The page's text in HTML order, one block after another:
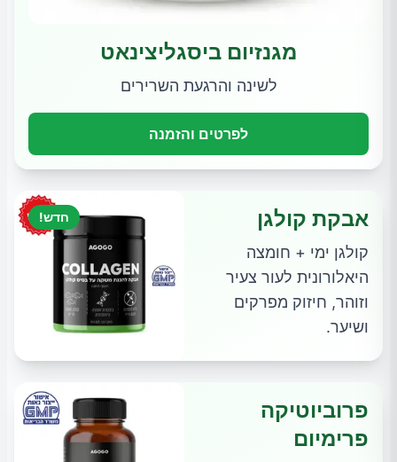
מגנזיום ביסגליצינאט
לשינה והרגעת השרירים
לפרטים והזמנה
חדש! אבקת קולגן
קולגן ימי + חומצה
היאלורונית לעור צעיר
וזוהר, חיזוק מפרקים
ושיער.
פרוביוטיקה
פרימיום